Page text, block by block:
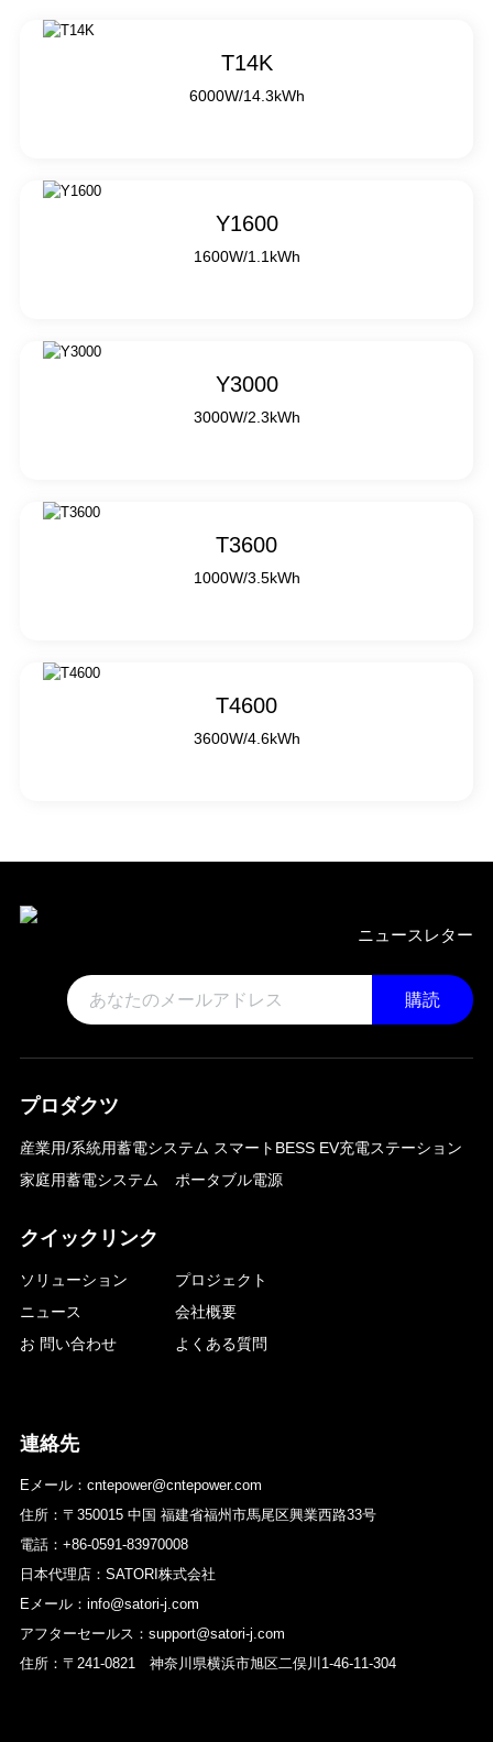
T14K
6000W/14.3kWh
Y1600
1600W/1.1kWh
Y3000
3000W/2.3kWh
T3600
1000W/3.5kWh
T4600
3600W/4.6kWh
ニュースレター
購読
プロダクツ
産業用/系統用蓄電システム スマートBESS EV充電ステーション
家庭用蓄電システム
ポータブル電源
クイックリンク
ソリューション
プロジェクト
ニュース
会社概要
お 問い合わせ
よくある質問
連絡先
Eメール：cntepower@cntepower.com
住所：〒350015 中国 福建省福州市馬尾区興業西路33号
電話：+86-0591-83970008
日本代理店：SATORI株式会社
Eメール：info@satori-j.com
アフターセールス：support@satori-j.com
住所：〒241-0821 神奈川県横浜市旭区二俣川1-46-11-304